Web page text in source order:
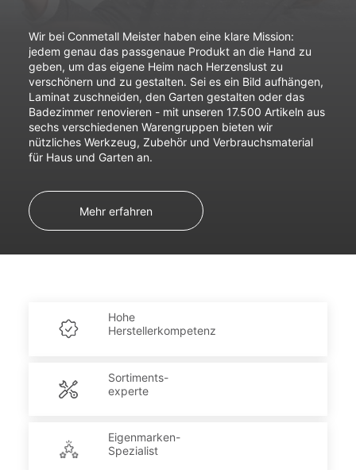
Wir bei Conmetall Meister haben eine klare Mission:
jedem genau das passgenaue Produkt an die Hand zu
geben, um das eigene Heim nach Herzenslust zu
verschönern und zu gestalten. Sei es ein Bild aufhängen,
Laminat zuschneiden, den Garten gestalten oder das
Badezimmer renovieren - mit unseren 17.500 Artikeln aus
sechs verschiedenen Warengruppen bieten wir
nützliches Werkzeug, Zubehör und Verbrauchsmaterial
für Haus und Garten an.
Mehr erfahren
Hohe
Herstellerkompetenz
Sortiments-
experte
Eigenmarken-
Spezialist